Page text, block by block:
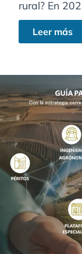
rural? En
Leer más